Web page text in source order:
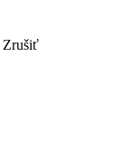
Zrušiť